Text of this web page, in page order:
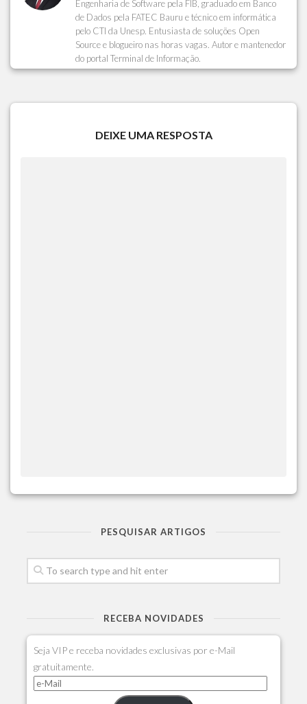
Engenharia de Software pela FIB, graduado em Banco
de Dados pela FATEC Bauru e técnico em informática
pelo CTI da Unesp. Entusiasta de soluções Open
Source e blogueiro nas horas vagas. Autor e mantenedor
do portal Terminal de Informação.
DEIXE UMA RESPOSTA
PESQUISAR ARTIGOS
RECEBA NOVIDADES
Seja VIP e receba novidades exclusivas por e-Mail
gratuitamente.